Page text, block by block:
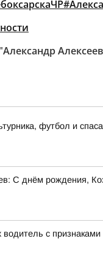
футбол и
С днём рождения,
водитель с